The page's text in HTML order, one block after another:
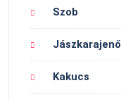
Szob
Jászkarajenő
Kakucs